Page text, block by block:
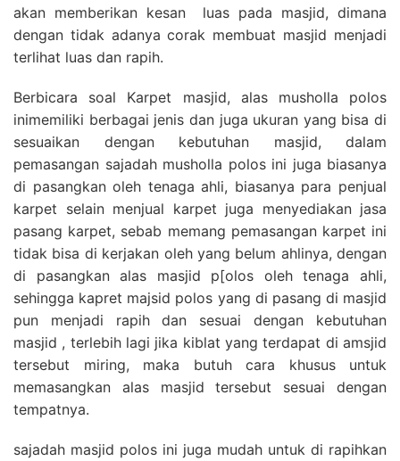
akan memberikan kesan luas pada masjid, dimana
dengan tidak adanya corak membuat masjid menjadi
terlihat luas dan rapih.
Berbicara soal Karpet masjid, alas musholla polos
inimemiliki berbagai jenis dan juga ukuran yang bisa di
sesuaikan dengan kebutuhan masjid, dalam
pemasangan sajadah musholla polos ini juga biasanya
di pasangkan oleh tenaga ahli, biasanya para penjual
karpet selain menjual karpet juga menyediakan jasa
pasang karpet, sebab memang pemasangan karpet ini
tidak bisa di kerjakan oleh yang belum ahlinya, dengan
di pasangkan alas masjid p[olos oleh tenaga ahli,
sehingga kapret majsid polos yang di pasang di masjid
pun menjadi rapih dan sesuai dengan kebutuhan
masjid , terlebih lagi jika kiblat yang terdapat di amsjid
tersebut miring, maka butuh cara khusus untuk
memasangkan alas masjid tersebut sesuai dengan
tempatnya.
sajadah masjid polos ini juga mudah untuk di rapihkan